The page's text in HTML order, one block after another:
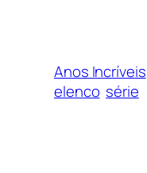
Anos Incríveis
elenco série